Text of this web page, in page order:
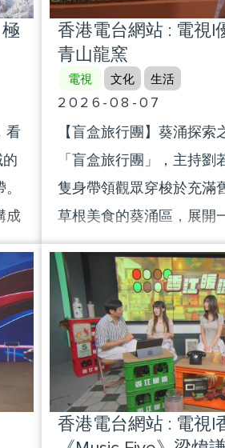
梓勇(大學講師) 馮榕榕(策
怖娛樂#執念#跨越生死#學
看
成
香港電台網站 : 電視|
青山龍窯
電視 文化 生活
2026-08-07
【盲盒旅行團】葵涌探索
「盲盒旅行團」，主持劉
隻身帶領觀眾穿梭於充滿
草根美食的葵涌區，展開
類空間」探索之旅。 行程
到前身為牧場的中葵涌公
的炎夏高溫下，四處尋找
務。幾經辛苦，Polly 終
隨地圖指示，Polly 推開
一扇大門，迎面而來的竟
訓。由最初不斷滑倒、「
翻」的懷疑人生階段，到
香港電台網站 : 電視|